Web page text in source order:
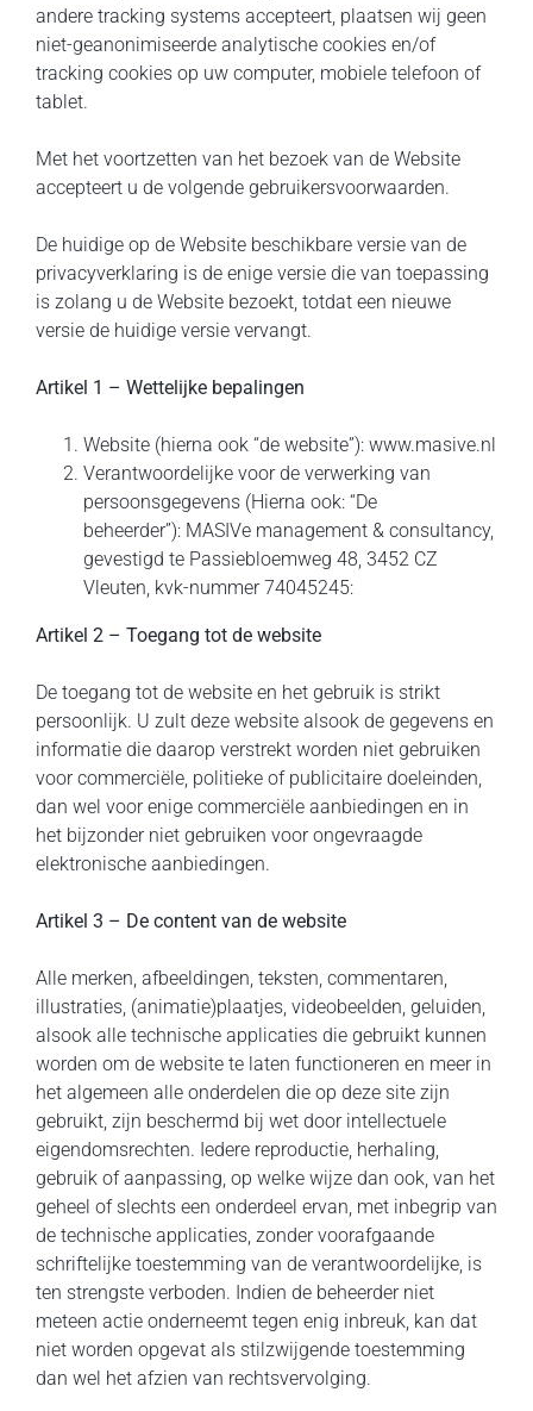
andere tracking systems accepteert, plaatsen wij geen
niet-geanonimiseerde analytische cookies en/of
tracking cookies op uw computer, mobiele telefoon of
tablet.
Met het voortzetten van het bezoek van de Website
accepteert u de volgende gebruikersvoorwaarden.
De huidige op de Website beschikbare versie van de
privacyverklaring is de enige versie die van toepassing
is zolang u de Website bezoekt, totdat een nieuwe
versie de huidige versie vervangt.
Artikel 1 – Wettelijke bepalingen
Website (hierna ook “de website”): www.masive.nl
Verantwoordelijke voor de verwerking van
persoonsgegevens (Hierna ook: “De
beheerder”): MASIVe management & consultancy,
gevestigd te Passiebloemweg 48, 3452 CZ
Vleuten, kvk-nummer 74045245:
Artikel 2 – Toegang tot de website
De toegang tot de website en het gebruik is strikt
persoonlijk. U zult deze website alsook de gegevens en
informatie die daarop verstrekt worden niet gebruiken
voor commerciële, politieke of publicitaire doeleinden,
dan wel voor enige commerciële aanbiedingen en in
het bijzonder niet gebruiken voor ongevraagde
elektronische aanbiedingen.
Artikel 3 – De content van de website
Alle merken, afbeeldingen, teksten, commentaren,
illustraties, (animatie)plaatjes, videobeelden, geluiden,
alsook alle technische applicaties die gebruikt kunnen
worden om de website te laten functioneren en meer in
het algemeen alle onderdelen die op deze site zijn
gebruikt, zijn beschermd bij wet door intellectuele
eigendomsrechten. Iedere reproductie, herhaling,
gebruik of aanpassing, op welke wijze dan ook, van het
geheel of slechts een onderdeel ervan, met inbegrip van
de technische applicaties, zonder voorafgaande
schriftelijke toestemming van de verantwoordelijke, is
ten strengste verboden. Indien de beheerder niet
meteen actie onderneemt tegen enig inbreuk, kan dat
niet worden opgevat als stilzwijgende toestemming
dan wel het afzien van rechtsvervolging.